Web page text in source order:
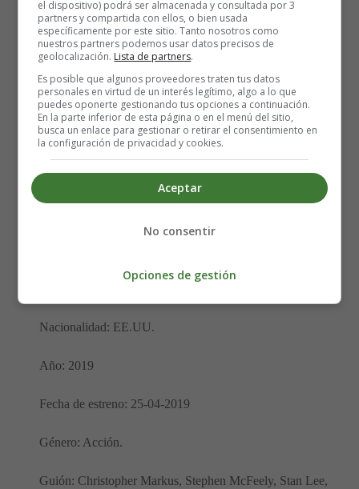
Josh Brolin, Chris Hemsworth, Jeremy Renner, Scarlett
Nacionalidad: EE.UU.
Año: 2019
Fecha de estreno: 25-04-2019
Género: Acción.
Guión: Christopher Markus, Stephen McFeely, Stan Lee,
el dispositivo) podrá ser almacenada y consultada por 3
partners y compartida con ellos, o bien usada
específicamente por este sitio. Tanto nosotros como
nuestros partners podemos usar datos precisos de
geolocalización. Lista de partners.
Es posible que algunos proveedores traten tus datos
personales en virtud de un interés legítimo, algo a lo que
puedes oponerte gestionando tus opciones a continuación.
En la parte inferior de esta página o en el menú del sitio,
busca un enlace para gestionar o retirar el consentimiento en
la configuración de privacidad y cookies.
Aceptar
No consentir
Opciones de gestión